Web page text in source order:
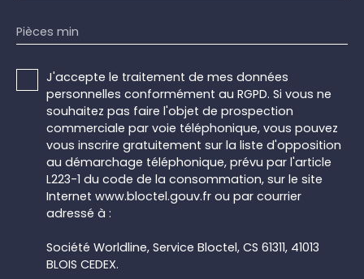
Pièces min
J'accepte le traitement de mes données
personnelles conformément au RGPD. Si vous ne
souhaitez pas faire l'objet de prospection
commerciale par voie téléphonique, vous pouvez
vous inscrire gratuitement sur la liste d'opposition
au démarchage téléphonique, prévu par l'article
L223-1 du code de la consommation, sur le site
Internet www.bloctel.gouv.fr ou par courrier
adressé à :
Société Worldline, Service Bloctel, CS 61311, 41013
BLOIS CEDEX.